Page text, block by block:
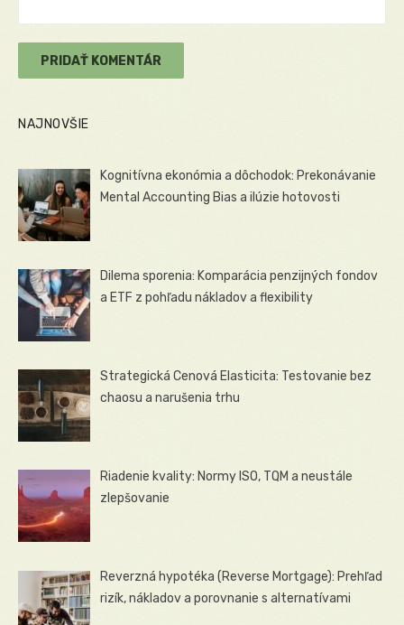
NAJNOVŠIE
Kognitívna ekonómia a dôchodok: Prekonávanie
Mental Accounting Bias a ilúzie hotovosti
Dilema sporenia: Komparácia penzijných fondov
a ETF z pohľadu nákladov a flexibility
Strategická Cenová Elasticita: Testovanie bez
chaosu a narušenia trhu
Riadenie kvality: Normy ISO, TQM a neustále
zlepšovanie
Reverzná hypotéka (Reverse Mortgage): Prehľad
rizík, nákladov a porovnanie s alternatívami